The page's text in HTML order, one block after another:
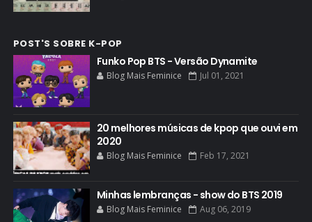
POST'S SOBRE K-POP
Funko Pop BTS - Versão Dynamite
Blog Mais Feminice Jul 01, 2021
20 melhores músicas de kpop que ouvi em
2020
Blog Mais Feminice Feb 17, 2021
Minhas lembranças - show do BTS 2019
Blog Mais Feminice Aug 06, 2019